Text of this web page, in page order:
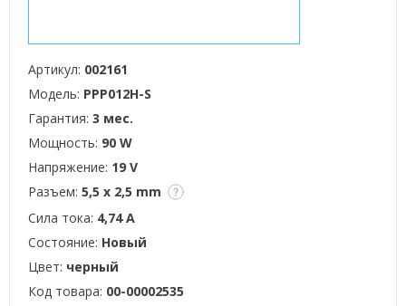
Артикул: 002161
Модель: PPP012H-S
Гарантия: 3 мес.
Мощность: 90 W
Напряжение: 19 V
Разъем: 5,5 x 2,5 mm
Сила тока: 4,74 А
Состояние: Новый
Цвет: черный
Код товара: 00-00002535